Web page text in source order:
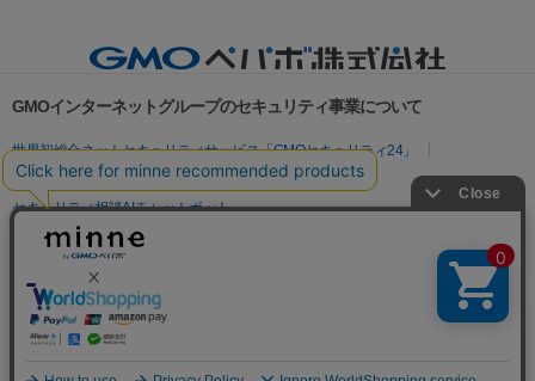
GMOインターネットグループのセキュリティ事業について
世界初総合ネットセキュリティサービス「GMOセキュリティ24」
パスワード漏洩診断
Webサイトリスク診断
セキュリティ相談AIチャットボット
実在証明・盗聴対策
サイバー攻撃対策（GMO Flatt Security）
セキュリティ事業の軌跡